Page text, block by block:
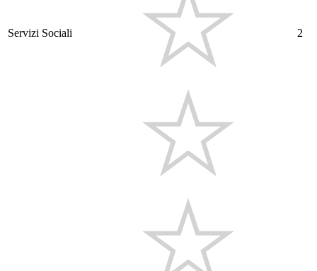
Servizi Sociali 2